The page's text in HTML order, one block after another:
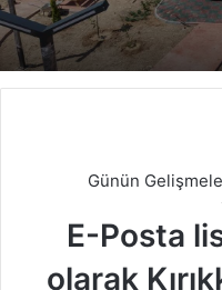
Günün
E-Posta
olarak